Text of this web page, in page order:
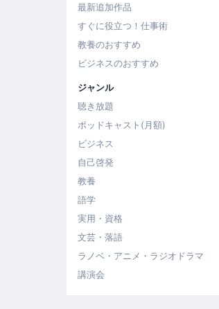
最新追加作品
すぐに役立つ！仕事術
教養のおすすめ
ビジネスのおすすめ
ジャンル
聴き放題
ポッドキャスト(月額)
ビジネス
自己啓発
教養
語学
実用・資格
文芸・落語
ラノベ・アニメ・ラジオドラマ
講演会